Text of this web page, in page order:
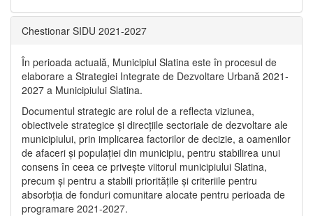
Chestionar SIDU 2021-2027
În perioada actuală, Municipiul Slatina este în procesul de
elaborare a Strategiei Integrate de Dezvoltare Urbană 2021‐
2027 a Municipiului Slatina.
Documentul strategic are rolul de a reflecta viziunea,
obiectivele strategice și direcțiile sectoriale de dezvoltare ale
municipiului, prin implicarea factorilor de decizie, a oamenilor
de afaceri și populației din municipiu, pentru stabilirea unui
consens în ceea ce privește viitorul municipiului Slatina,
precum și pentru a stabili prioritățile și criteriile pentru
absorbția de fonduri comunitare alocate pentru perioada de
programare 2021-2027.